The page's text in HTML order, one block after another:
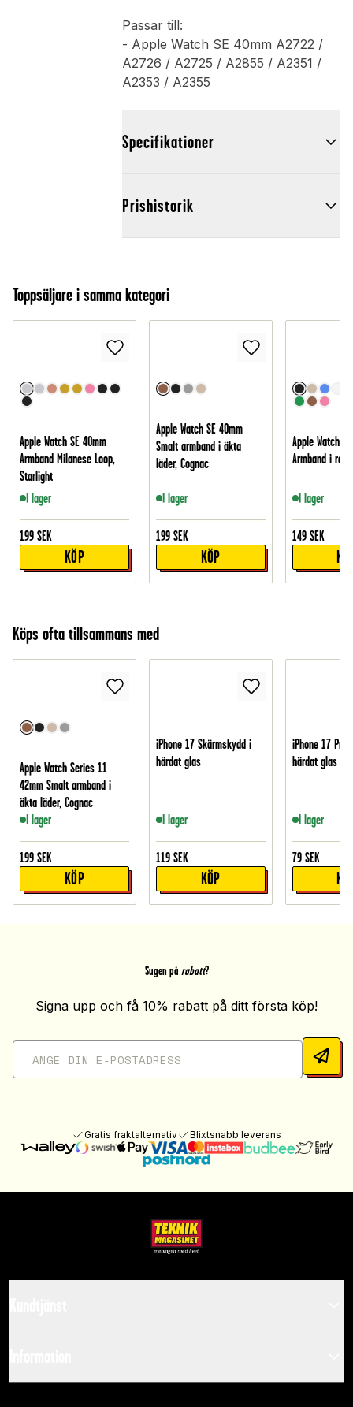
Passar till:
- Apple Watch SE 40mm A2722 /
A2726 / A2725 / A2855 / A2351 /
A2353 / A2355
Specifikationer
Prishistorik
Toppsäljare i samma kategori
Apple Watch SE 40mm
Armband Milanese Loop,
Starlight
I lager
199 SEK
KÖP
Apple Watch SE 40mm
Smalt armband i äkta
läder, Cognac
I lager
199 SEK
KÖP
Apple Watch
Armband i
I lager
149 SEK
Köps ofta tillsammans med
Apple Watch Series 11
42mm Smalt armband i
äkta läder, Cognac
I lager
199 SEK
KÖP
iPhone 17 Skärmskydd i
härdat glas
I lager
119 SEK
KÖP
iPhone 17 Pro
härdat glas
I lager
79 SEK
Sugen på rabatt?
Signa upp och få 10% rabatt på ditt första köp!
Gratis fraktalternativ Blixtsnabb leverans